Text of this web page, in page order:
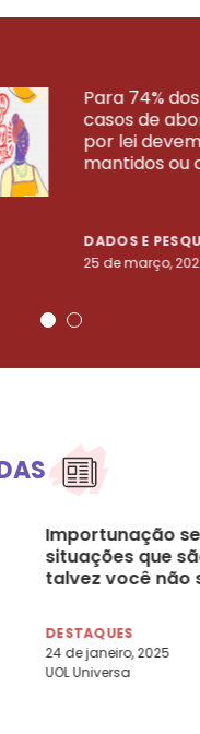
Para 74%
casos de
por lei
mantidos ou
DADOS E
25 de março,
PESQUISAS
Importunação
situações que
talvez você não
DESTAQUES
24 de janeiro, 2025
UOL Universa